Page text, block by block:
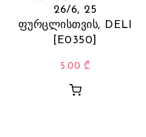
26/6, 25
ფურცლისთვის, DELI
[E0350]
5.00 ₾